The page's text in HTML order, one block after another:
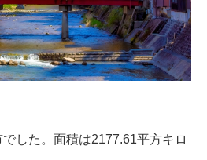
した。面積は2177.61平方キロ